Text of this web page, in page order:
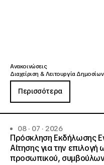
Ανακοινώσεις
Διαχείριση & Λειτουργία Δημοσίων
Περισσότερα
08 · 07 · 2026
Πρόσκληση Εκδήλωσης
Αίτησης για την επιλογή
προσωπικού, συμβούλων